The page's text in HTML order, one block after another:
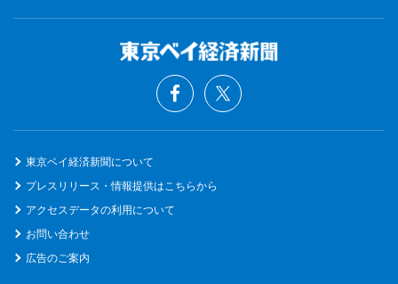
東京ベイ経済新聞について
プレスリリース・情報提供はこちらから
アクセスデータの利用について
お問い合わせ
広告のご案内